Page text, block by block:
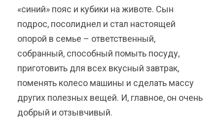
«синий» пояс и кубики на животе. Сын
подрос, посолиднел и стал настоящей
опорой в семье – ответственный,
собранный, способный помыть посуду,
приготовить для всех вкусный завтрак,
поменять колесо машины и сделать массу
других полезных вещей. И, главное, он очень
добрый и отзывчивый.